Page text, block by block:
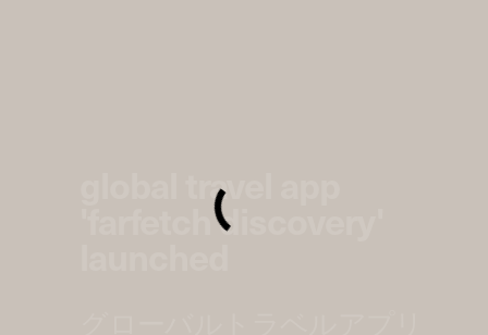
global travel app
'farfetch discovery'